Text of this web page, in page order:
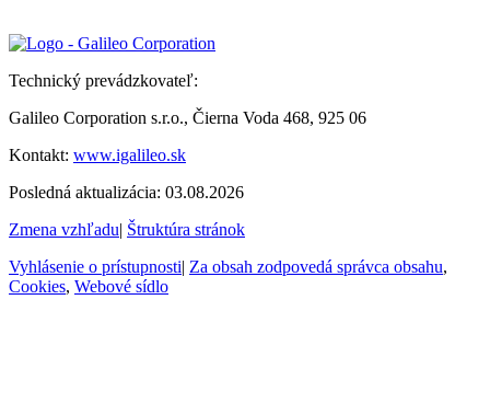
Technický prevádzkovateľ:
Galileo Corporation s.r.o., Čierna Voda 468, 925 06
Kontakt: www.igalileo.sk
Posledná aktualizácia: 03.08.2026
Zmena vzhľadu| Štruktúra stránok
Vyhlásenie o prístupnosti| Za obsah zodpovedá správca obsahu,
Cookies, Webové sídlo